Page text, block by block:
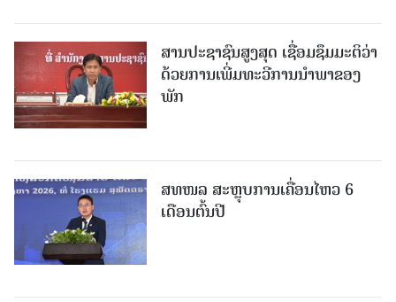
ສານປະຊາຊົນສູງສຸດ ເຊື່ອມຊຶມມະຕິວ່າ
ດ້ວຍການເພີ່ມທະວີການນຳພາຂອງ
ພັກ
ສທໜລ ສະຫຼຸບການເຄື່ອນໄຫວ 6
ເດືອນຕົ້ນປີ